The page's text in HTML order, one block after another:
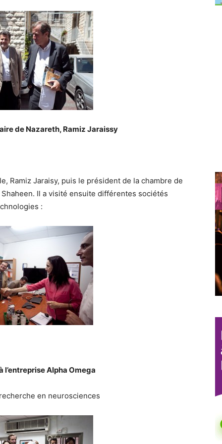
de Nazareth, Ramiz Jaraissy
Ramiz Jaraisy, puis le président de la chambre de
Il a visité ensuite différentes sociétés
:
l’entreprise Alpha Omega
en neurosciences